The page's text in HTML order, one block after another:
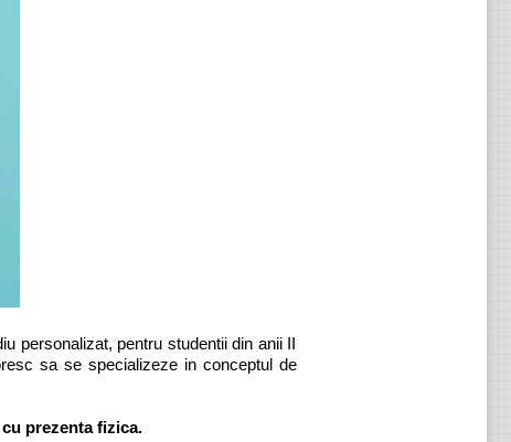
personalizat, pentru studentii din anii II
sa se specializeze in conceptul de
prezenta fizica.